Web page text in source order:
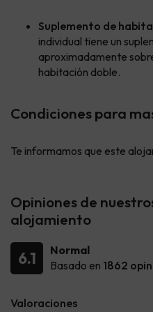
Suplemento de
individual tiene un
aproximadamente
habitación doble.
Condiciones para
Te informamos que este
Opiniones de
alojamiento
6.1
Normal
Basado en 1862